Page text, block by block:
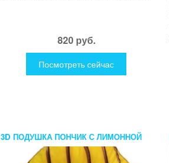
820 руб.
Посмотреть сейчас
3D ПОДУШКА ПОНЧИК С ЛИМОННОЙ
ГЛАЗУРЬЮ